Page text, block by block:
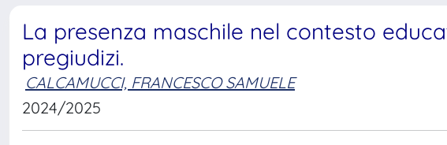
La presenza maschile nel contesto
pregiudizi.
CALCAMUCCI, FRANCESCO SAMUELE
2024/2025